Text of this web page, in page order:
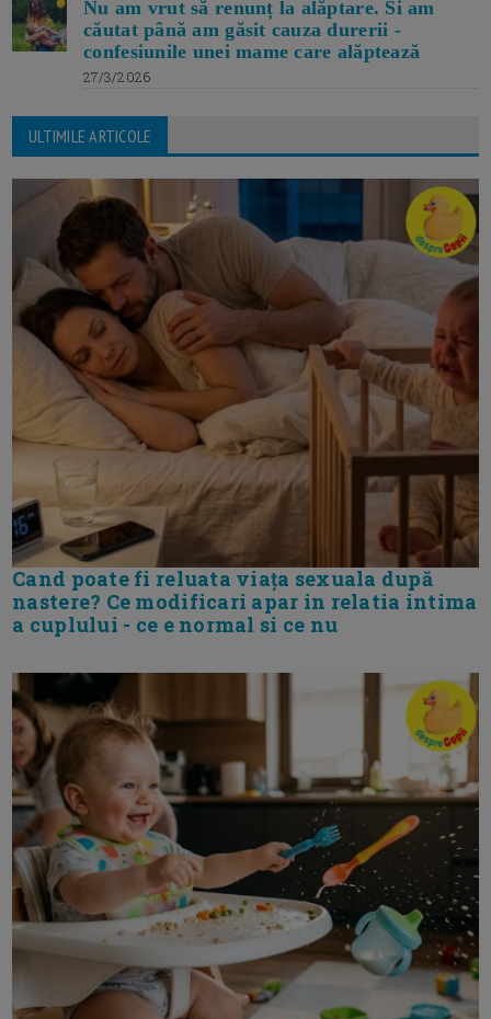
Nu am vrut să renunț la alăptare. Si am
căutat până am găsit cauza durerii -
confesiunile unei mame care alăptează
27/3/2026
ULTIMILE ARTICOLE
Cand poate fi reluata viața sexuala după
nastere? Ce modificari apar in relatia intima
a cuplului - ce e normal si ce nu